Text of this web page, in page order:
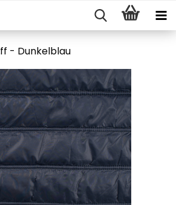
- Dunkelblau